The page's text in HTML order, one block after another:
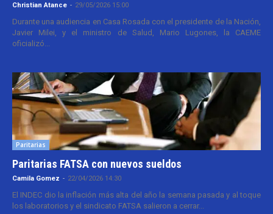
Christian Atance - 29/05/2026 15:00
Durante una audiencia en Casa Rosada con el presidente de la Nación,
Javier Milei, y el ministro de Salud, Mario Lugones, la CAEME
oficializó...
Paritarias
Paritarias FATSA con nuevos sueldos
Camila Gomez - 22/04/2026 14:30
El INDEC dio la inflación más alta del año la semana pasada y al toque
los laboratorios y el sindicato FATSA salieron a cerrar...